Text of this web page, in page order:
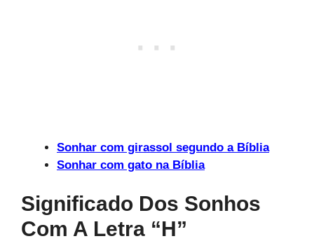
Sonhar com girassol segundo a Bíblia
Sonhar com gato na Bíblia
Significado Dos Sonhos
Com A Letra “h”